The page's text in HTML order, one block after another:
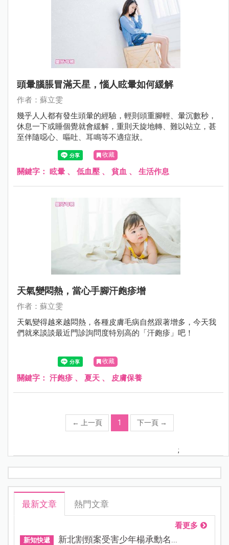
頭暈腦脹冒滿天星，惱人眩暈如何緩解
作者：蘇立雯
幾乎人人都有發生頭暈的經驗，輕則頭重腳輕、暈沉數秒，
休息一下或睡個覺就會緩解，重則天旋地轉、難以站立，甚
至伴隨噁心、嘔吐、耳鳴等不適症狀。
收藏
關鍵字： 眩暈 、 低血壓 、 貧血 、 生活作息
天氣變悶熱，當心手腳汗皰疹增
作者：蘇立雯
天氣變得越來越悶熱，各種皮膚毛病自然跟著增多，今天我
們就來談談最近門診詢問度特別高的「汗皰疹」吧！
收藏
關鍵字： 汗皰疹 、 夏天 、 皮膚保養
← 上一頁 1 下一頁 →
;
最新文章 熱門文章
看更多
新知快遞 新北割頸案受害少年楊承勳名...